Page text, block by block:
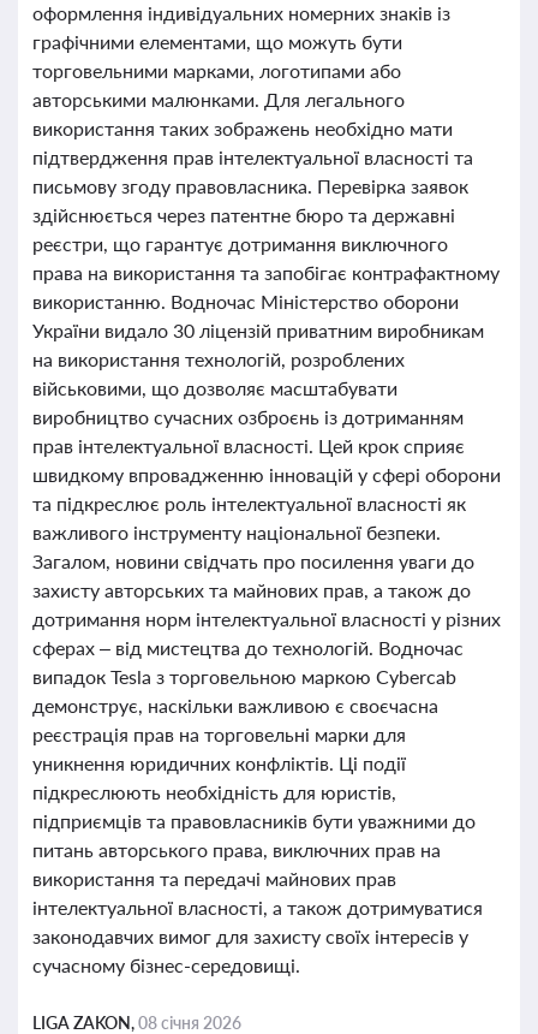
оформлення індивідуальних номерних знаків із
графічними елементами, що можуть бути
торговельними марками, логотипами або
авторськими малюнками. Для легального
використання таких зображень необхідно мати
підтвердження прав інтелектуальної власності та
письмову згоду правовласника. Перевірка заявок
здійснюється через патентне бюро та державні
реєстри, що гарантує дотримання виключного
права на використання та запобігає контрафактному
використанню. Водночас Міністерство оборони
України видало 30 ліцензій приватним виробникам
на використання технологій, розроблених
військовими, що дозволяє масштабувати
виробництво сучасних озброєнь із дотриманням
прав інтелектуальної власності. Цей крок сприяє
швидкому впровадженню інновацій у сфері оборони
та підкреслює роль інтелектуальної власності як
важливого інструменту національної безпеки.
Загалом, новини свідчать про посилення уваги до
захисту авторських та майнових прав, а також до
дотримання норм інтелектуальної власності у різних
сферах – від мистецтва до технологій. Водночас
випадок Tesla з торговельною маркою Cybercab
демонструє, наскільки важливою є своєчасна
реєстрація прав на торговельні марки для
уникнення юридичних конфліктів. Ці події
підкреслюють необхідність для юристів,
підприємців та правовласників бути уважними до
питань авторського права, виключних прав на
використання та передачі майнових прав
інтелектуальної власності, а також дотримуватися
законодавчих вимог для захисту своїх інтересів у
сучасному бізнес-середовищі.
LIGA ZAKON,08 січня 2026